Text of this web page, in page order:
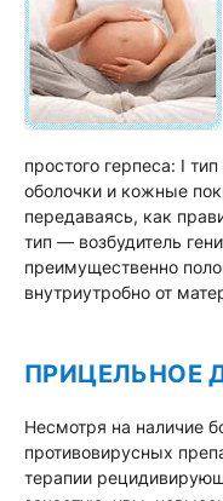
простого герпеса: I
оболочки и кожные
передаваясь, как
тип — возбудитель
преимущественно
внутриутробно от
ПРИЦЕЛЬНОЕ
Несмотря на наличие
противовирусных
терапии